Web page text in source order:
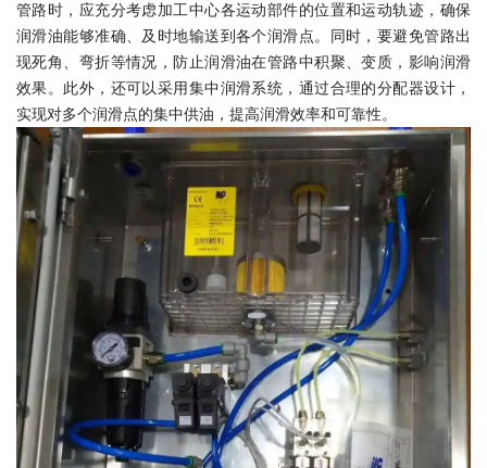
管路时，应充分考虑加工中心各运动部件的位置和运动轨迹，确保
润滑油能够准确、及时地输送到各个润滑点。同时，要避免管路出
现死角、弯折等情况，防止润滑油在管路中积聚、变质，影响润滑
效果。此外，还可以采用集中润滑系统，通过合理的分配器设计，
实现对多个润滑点的集中供油，提高润滑效率和可靠性。